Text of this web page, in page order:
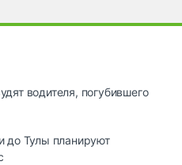
водителя, погубившего
до Тулы планируют